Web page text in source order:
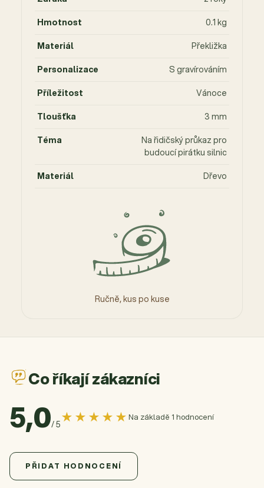
Ručně, kus po kuse
Hmotnost
0.1 kg
Materiál
Překližka
Personalizace
S gravírováním
Příležitost
Vánoce
Tloušťka
3 mm
Téma
Na řidičský průkaz pro
budoucí pirátku silnic
Materiál
Dřevo
Co říkají zákazníci
5,0/ 5★★★★★Na základě 1 hodnocení
5,0Průměrné hodnocení produktu je 5,0 z 5 hvězdiček.
1 hodnocení
PŘIDAT HODNOCENÍ